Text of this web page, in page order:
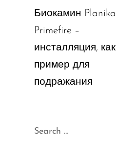
Биокамин Planika
Primefire –
инсталляция, как
пример для
подражания